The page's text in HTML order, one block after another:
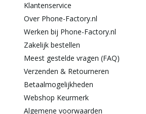
Klantenservice
Over Phone-Factory.nl
Werken bij Phone-Factory.nl
Zakelijk bestellen
Meest gestelde vragen (FAQ)
Verzenden & Retourneren
Betaalmogelijkheden
Webshop Keurmerk
Algemene voorwaarden